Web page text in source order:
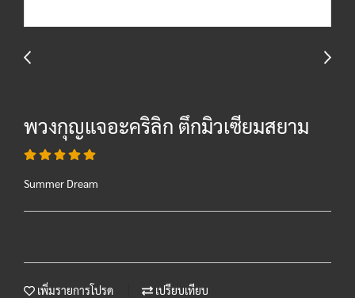
พวงกุญแจอะคริลิก ตึกมิวเซียมสยาม
Summer Dream
เพิ่มรายการโปรด เปรียบเทียบ